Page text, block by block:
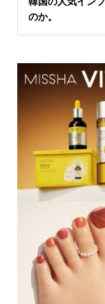
のか。